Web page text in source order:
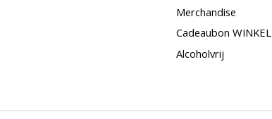
Merchandise
Cadeaubon WINKEL
Alcoholvrij